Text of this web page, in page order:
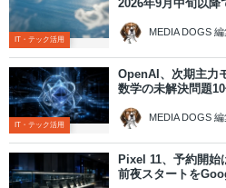
IT・テック活用
2026年9月中旬以降
MEDIA DOGS
IT・テック活用
OpenAI、次期主力
数学の未解決問題
MEDIA DOGS
Pixel 11、予約開
前夜スタートを